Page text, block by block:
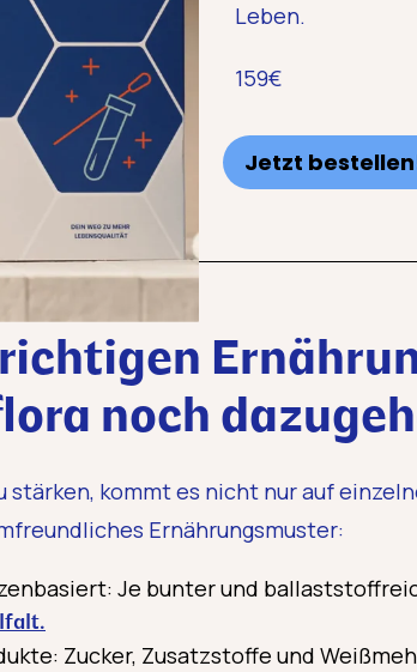
Leben.
159€
Jetzt
noch
stärken, kommt es nicht nur auf
Ernährungsmuster:
Je bunter und
Zucker, Zusatzstoffe und